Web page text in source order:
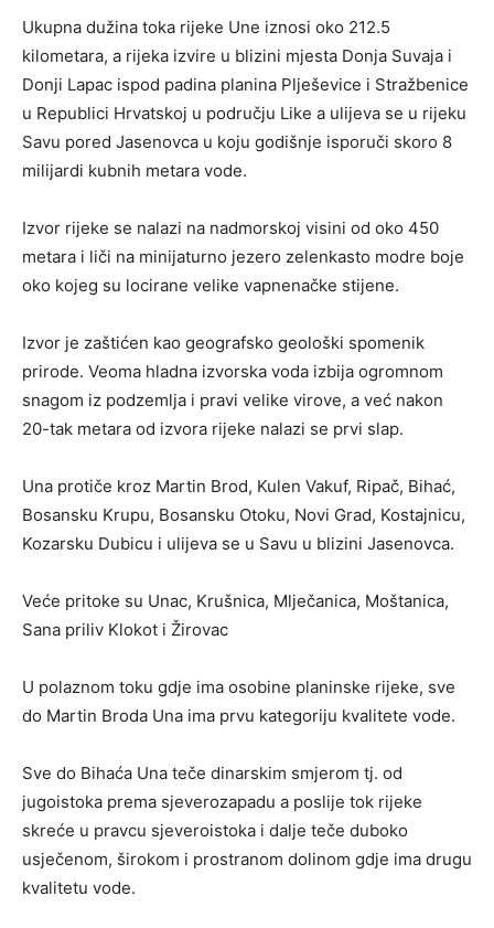
Ukupna dužina toka rijeke Une iznosi oko 212.5
kilometara, a rijeka izvire u blizini mjesta Donja Suvaja i
Donji Lapac ispod padina planina Plješevice i Stražbenice
u Republici Hrvatskoj u području Like a ulijeva se u rijeku
Savu pored Jasenovca u koju godišnje isporuči skoro 8
milijardi kubnih metara vode.
Izvor rijeke se nalazi na nadmorskoj visini od oko 450
metara i liči na minijaturno jezero zelenkasto modre boje
oko kojeg su locirane velike vapnenačke stijene.
Izvor je zaštićen kao geografsko geološki spomenik
prirode. Veoma hladna izvorska voda izbija ogromnom
snagom iz podzemlja i pravi velike virove, a već nakon
20-tak metara od izvora rijeke nalazi se prvi slap.
Una protiče kroz Martin Brod, Kulen Vakuf, Ripač, Bihać,
Bosansku Krupu, Bosansku Otoku, Novi Grad, Kostajnicu,
Kozarsku Dubicu i ulijeva se u Savu u blizini Jasenovca.
Veće pritoke su Unac, Krušnica, Mlječanica, Moštanica,
Sana priliv Klokot i Žirovac
U polaznom toku gdje ima osobine planinske rijeke, sve
do Martin Broda Una ima prvu kategoriju kvalitete vode.
Sve do Bihaća Una teče dinarskim smjerom tj. od
jugoistoka prema sjeverozapadu a poslije tok rijeke
skreće u pravcu sjeveroistoka i dalje teče duboko
usječenom, širokom i prostranom dolinom gdje ima drugu
kvalitetu vode.